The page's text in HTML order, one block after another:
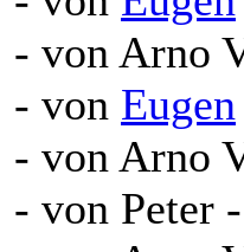
- von Arno
- von Eugen
- von Arno
- von Peter